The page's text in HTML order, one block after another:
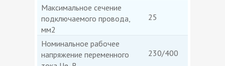
Максимальное сечение
подключаемого провода,
мм2
25
Номинальное рабочее
напряжение переменного
230/400